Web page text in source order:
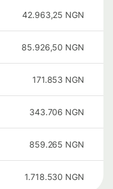
42.963,25 NGN
85.926,50 NGN
171.853 NGN
343.706 NGN
859.265 NGN
1.718.530 NGN